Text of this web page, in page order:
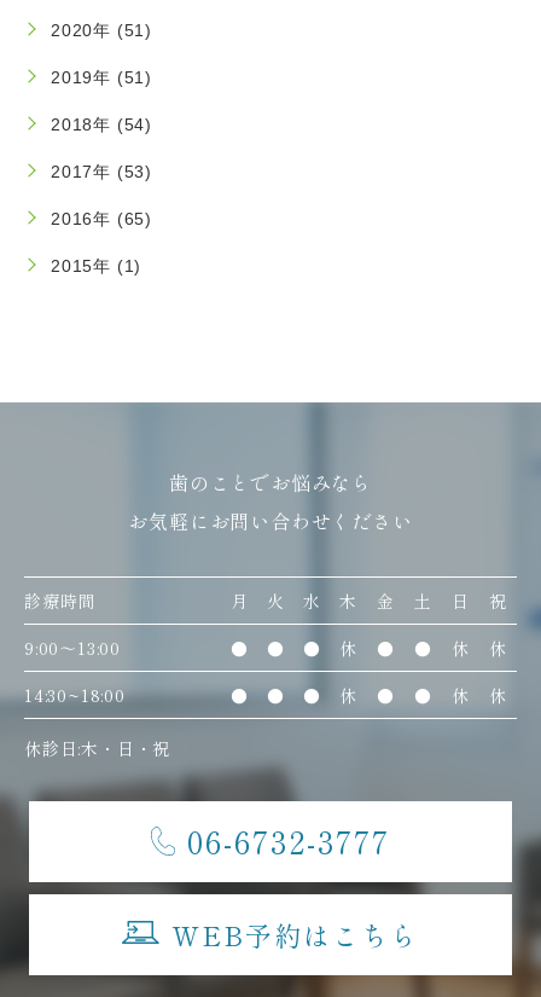
2020年 (51)
2019年 (51)
2018年 (54)
2017年 (53)
2016年 (65)
2015年 (1)
歯のことでお悩みなら
お気軽にお問い合わせください
診療時間 月 火 水 木 金 土 日
祝
9:00〜13:00
● ● ● 休 ● ● 休
休
14:30~18:00
● ● ● 休 ● ● 休 休
休診日:木・日・祝
06-6732-3777
WEB予約はこちら